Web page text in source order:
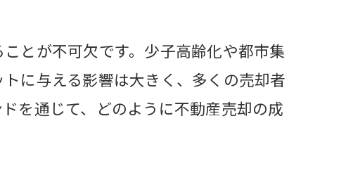
とが不可欠です。少子高齢化や都市集
に与える影響は大きく、多くの売却者
を通じて、どのように不動産売却の成